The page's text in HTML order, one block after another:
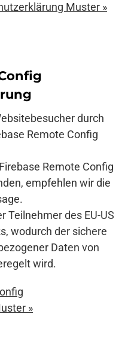
Muster »
durch
Remote Config
Remote Config
empfehlen wir die
Teilnehmer des EU-US
wodurch der sichere
Daten von
wird.
»